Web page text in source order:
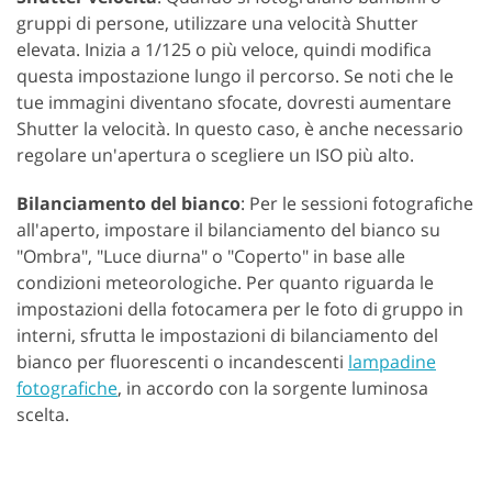
gruppi di persone, utilizzare una velocità Shutter
elevata. Inizia a 1/125 o più veloce, quindi modifica
questa impostazione lungo il percorso. Se noti che le
tue immagini diventano sfocate, dovresti aumentare
Shutter la velocità. In questo caso, è anche necessario
regolare un'apertura o scegliere un ISO più alto.
Bilanciamento del bianco: Per le sessioni fotografiche
all'aperto, impostare il bilanciamento del bianco su
"Ombra", "Luce diurna" o "Coperto" in base alle
condizioni meteorologiche. Per quanto riguarda le
impostazioni della fotocamera per le foto di gruppo in
interni, sfrutta le impostazioni di bilanciamento del
bianco per fluorescenti o incandescenti lampadine
fotografiche, in accordo con la sorgente luminosa
scelta.